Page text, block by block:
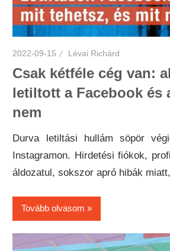
2022-09-15 Lévai Richárd
Csak kétféle cég van:
letiltott a Facebook és
nem
Durva letiltási hullám söpör
Instagramon. Hirdetési fiókok,
áldozatul, sokszor apró hibák
Tovább olvasom